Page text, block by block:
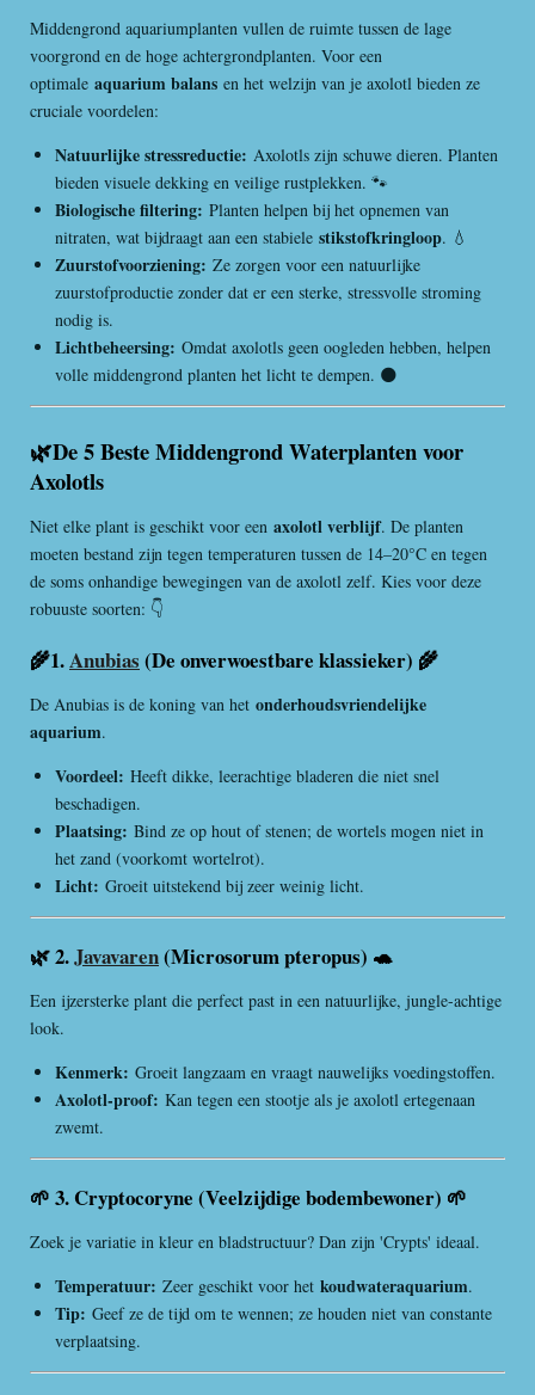
Middengrond aquariumplanten vullen de ruimte tussen de lage
voorgrond en de hoge achtergrondplanten. Voor een
optimale aquarium balans en het welzijn van je axolotl bieden ze
cruciale voordelen:
Natuurlijke stressreductie: Axolotls zijn schuwe dieren. Planten
bieden visuele dekking en veilige rustplekken. 🐾
Biologische filtering: Planten helpen bij het opnemen van
nitraten, wat bijdraagt aan een stabiele stikstofkringloop. 💧
Zuurstofvoorziening: Ze zorgen voor een natuurlijke
zuurstofproductie zonder dat er een sterke, stressvolle stroming
nodig is.
Lichtbeheersing: Omdat axolotls geen oogleden hebben, helpen
volle middengrond planten het licht te dempen. 🌑
🌿De 5 Beste Middengrond Waterplanten voor
Axolotls
Niet elke plant is geschikt voor een axolotl verblijf. De planten
moeten bestand zijn tegen temperaturen tussen de 14–20°C en tegen
de soms onhandige bewegingen van de axolotl zelf. Kies voor deze
robuuste soorten: 👇
🌾1.Anubias (De onverwoestbare klassieker) 🌾
De Anubias is de koning van het onderhoudsvriendelijke
aquarium.
Voordeel: Heeft dikke, leerachtige bladeren die niet snel
beschadigen.
Plaatsing: Bind ze op hout of stenen; de wortels mogen niet in
het zand (voorkomt wortelrot).
Licht: Groeit uitstekend bij zeer weinig licht.
🌿 2.Javavaren(Microsorum pteropus) 🐢
Een ijzersterke plant die perfect past in een natuurlijke, jungle-achtige
look.
Kenmerk: Groeit langzaam en vraagt nauwelijks voedingstoffen.
Axolotl-proof: Kan tegen een stootje als je axolotl ertegenaan
zwemt.
🌱 3. Cryptocoryne (Veelzijdige bodembewoner) 🌱
Zoek je variatie in kleur en bladstructuur? Dan zijn 'Crypts' ideaal.
Temperatuur: Zeer geschikt voor het koudwateraquarium.
Tip: Geef ze de tijd om te wennen; ze houden niet van constante
verplaatsing.